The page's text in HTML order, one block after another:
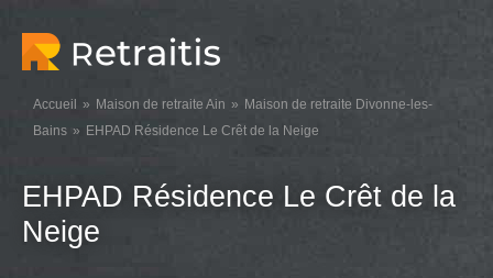
Accueil Maison de retraite Ain
Maison de retraite Divonne-les-
Bains
EHPAD Résidence Le Crêt de la Neige
EHPAD Résidence Le Crêt de la
Neige